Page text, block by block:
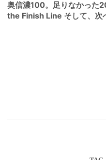
奥信濃100。足りなかった
the Finish Line そして、次